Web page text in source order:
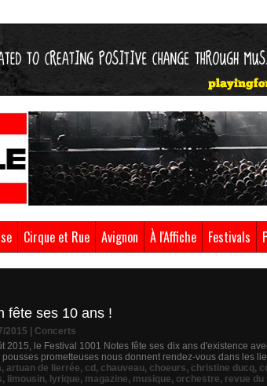
Cirque et Rue Avignon À l'Affiche Festivals
fête ses 10 ans !
2015
Concerts
2015, le Festival 1001 Notes fête ses dix ans d'existence
pousses prometteuses nous donnent rendez-vous dans les
, artuan de lierrée, cd , chauveau, choeurs, christine ducq,
, limousin, lyrique, magazine, musique, orchestre, revue du